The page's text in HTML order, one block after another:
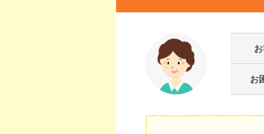
お